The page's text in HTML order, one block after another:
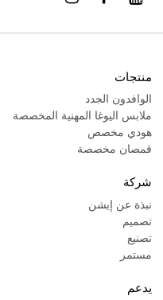
منتجات
الوافدون الجدد
ملابس اليوغا المهنية المخصصة
هودي مخصص
قمصان مخصصة
شركة
نبذة عن إيشن
تصميم
تصنيع
مستمر
يدعم